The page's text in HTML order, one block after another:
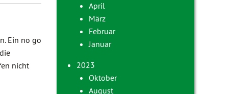
Ein no go
nicht
April
März
Februar
Januar
2023
Oktober
August